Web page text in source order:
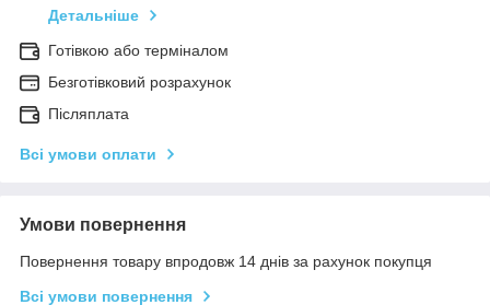
Детальніше
Готівкою або терміналом
Безготівковий розрахунок
Післяплата
Всі умови оплати
Умови повернення
Повернення товару впродовж 14 днів за рахунок покупця
Всі умови повернення